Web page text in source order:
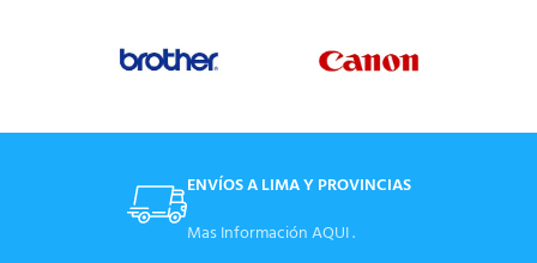
ENVÍOS A LIMA Y PROVINCIAS
Mas Información AQUI .